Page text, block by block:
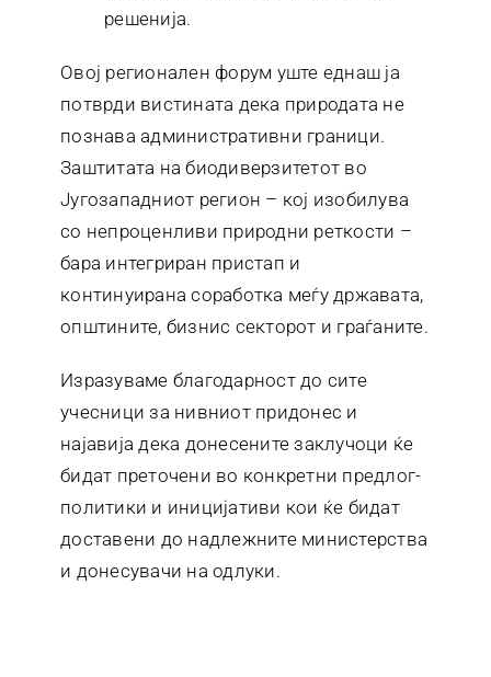
решенија.
Овој регионален форум уште еднаш ја
потврди вистината дека природата не
познава административни граници.
Заштитата на биодиверзитетот во
Југозападниот регион – кој изобилува
со непроценливи природни реткости –
бара интегриран пристап и
континуирана соработка меѓу државата,
општините, бизнис секторот и граѓаните.
Изразуваме благодарност до сите
учесници за нивниот придонес и
најавија дека донесените заклучоци ќе
бидат преточени во конкретни предлог-
политики и иницијативи кои ќе бидат
доставени до надлежните министерства
и донесувачи на одлуки.